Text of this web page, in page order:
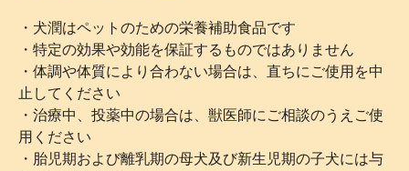
・犬潤はペットのための栄養補助食品です
・特定の効果や効能を保証するものではありません
・体調や体質により合わない場合は、直ちにご使用を中
止してください
・治療中、投薬中の場合は、獣医師にご相談のうえご使
用ください
・胎児期および離乳期の母犬及び新生児期の子犬には与